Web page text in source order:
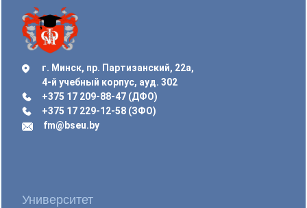
г. Минск, пр. Партизанский, 22а,
4-й учебный корпус, ауд. 302
+375 17 209-88-47 (ДФО)
+375 17 229-12-58 (ЗФО)
fm@bseu.by
Университет